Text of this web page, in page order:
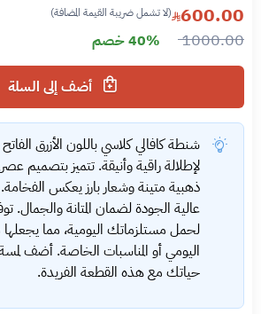
600.00 (لا تشمل ضريبة القيمة المضافة)
1000.00 40% خصم
شنطة كافالي كلاسي باللون الأزرق الفاتح
لإطلالة راقية وأنيقة. تتميز بتصميم
ذهبية متينة وشعار بارز يعكس
عالية الجودة لضمان المتانة والجمال.
لحمل مستلزماتك اليومية، مما يجعلها
اليومي أو المناسبات الخاصة. أضف
حياتك مع هذه القطعة الفريدة.